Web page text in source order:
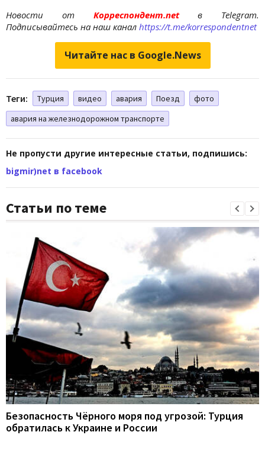
Новости отКорреспондент.netв Telegram.
Подписывайтесь на наш канал https://t.me/korrespondentnet
Читайте нас в Google.News
Теги: Турция видео авария Поезд
фото
авария на железнодорожном транспорте
Не пропусти другие интересные статьи, подпишись:
bigmir)net в facebook
Статьи по теме
Безопасность Чёрного моря под угрозой: Турция
обратилась к Украине и России